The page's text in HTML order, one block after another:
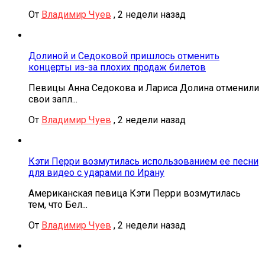
От Владимир Чуев , 2 недели назад
Долиной и Седоковой пришлось отменить
концерты из-за плохих продаж билетов
Певицы Анна Седокова и Лариса Долина отменили
свои запл...
От Владимир Чуев , 2 недели назад
Кэти Перри возмутилась использованием ее песни
для видео с ударами по Ирану
Американская певица Кэти Перри возмутилась
тем, что Бел...
От Владимир Чуев , 2 недели назад